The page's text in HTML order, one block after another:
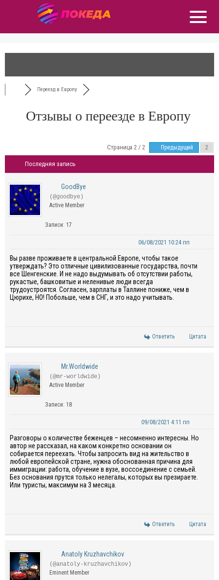
Переезд в Европу
Отзывы о переезде в Европу
Страница 2 / 2 Предыдущий
Последняя запись
GoodBye
(@goodbye)
Active Member
Записи: 17
06/08/2021 10:24 пп
Вы разве проживаете в центральной Европе, чтобы такое
утверждать? Это отличные цивилизованные государства, почти
все Шенгенские. И не надо выдумывать об отсутствии работы,
рукастые, башковитые и неленивые люди всегда
трудоустроятся. Согласен, зарплаты в Таллине пониже, чем в
Цюрихе, НО! Побольше, чем в СНГ, и это надо учитывать.
Ответить Цитата
Mr.Worldwide
(@mr-worldwide)
Active Member
Записи: 18
09/08/2021 4:11 пп
Разговоры о количестве беженцев – несомненно интересны. Но
автор не рассказал, на каком конкретно основании он
собирается переехать. Чтобы запросить вид на жительство в
любой европейской стране, нужна обоснованная причина для
иммиграции: работа, обучение в вузе, воссоединение с семьей.
Без основания прутся только нелегалы, которых вы презираете.
Или туристы, максимум на 3 месяца.
Ответить Цитата
Anatoly Kruzhavchikov
(@anatoly-kruzhavchikov)
Eminent Member